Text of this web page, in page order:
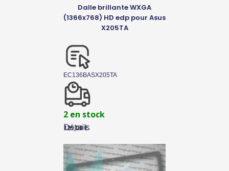
Détails
Dalle brillante WXGA
(1366x768) HD edp pour Asus
X205TA
EC136BASX205TA
2 en stock
129,00€